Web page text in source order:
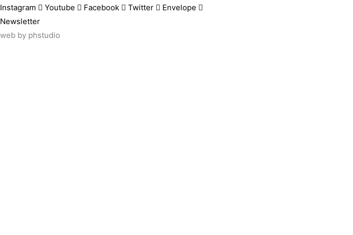
Instagram Youtube Facebook Twitter
Envelope
Newsletter
web by phstudio